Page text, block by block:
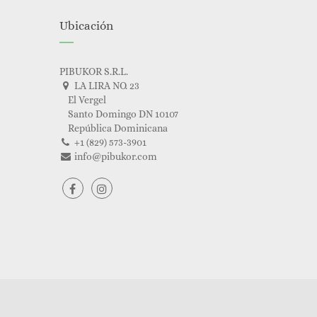
Ubicación
PIBUKOR S.R.L.
LA LIRA NO. 23
El Vergel
Santo Domingo DN 10107
República Dominicana
+1 (829) 573-3901
info@pibukor.com